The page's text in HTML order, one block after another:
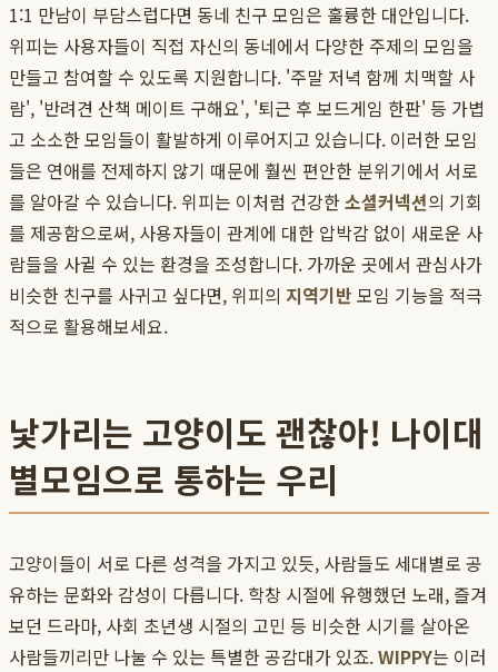
1:1 만남이 부담스럽다면 동네 친구 모임은 훌륭한 대안입니다.
위피는 사용자들이 직접 자신의 동네에서 다양한 주제의 모임을
만들고 참여할 수 있도록 지원합니다. '주말 저녁 함께 치맥할 사
람', '반려견 산책 메이트 구해요', '퇴근 후 보드게임 한판' 등 가볍
고 소소한 모임들이 활발하게 이루어지고 있습니다. 이러한 모임
들은 연애를 전제하지 않기 때문에 훨씬 편안한 분위기에서 서로
를 알아갈 수 있습니다. 위피는 이처럼 건강한소셜커넥션의 기회
를 제공함으로써, 사용자들이 관계에 대한 압박감 없이 새로운 사
람들을 사귈 수 있는 환경을 조성합니다. 가까운 곳에서 관심사가
비슷한 친구를 사귀고 싶다면, 위피의 지역기반 모임 기능을 적극
적으로 활용해보세요.
낯가리는 고양이도 괜찮아! 나이대
별모임으로 통하는 우리
고양이들이 서로 다른 성격을 가지고 있듯, 사람들도 세대별로 공
유하는 문화와 감성이 다릅니다. 학창 시절에 유행했던 노래, 즐겨
보던 드라마, 사회 초년생 시절의 고민 등 비슷한 시기를 살아온
사람들끼리만 나눌 수 있는 특별한 공감대가 있죠.WIPPY는 이러